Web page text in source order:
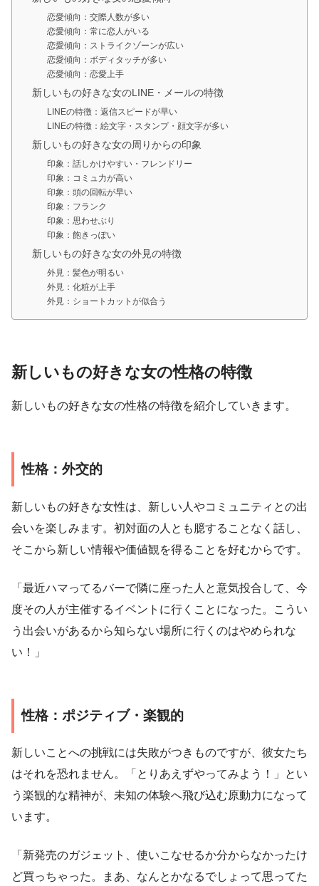
恋愛傾向：交際人数が多い
恋愛傾向：常に恋人がいる
恋愛傾向：ストライクゾーンが広い
恋愛傾向：ボディタッチが多い
恋愛傾向：恋愛上手
新しいもの好きな女のLINE・メールの特徴
LINEの特徴：返信スピードが早い
LINEの特徴：絵文字・スタンプ・顔文字が多い
新しいもの好きな女の周りからの印象
印象：話しかけやすい・フレンドリー
印象：コミュ力が高い
印象：頭の回転が早い
印象：フランク
印象：思わせぶり
印象：飽きっぽい
新しいもの好きな女の外見の特徴
外見：髪色が明るい
外見：化粧が上手
外見：ショートカットが似合う
新しいもの好きな女の性格の特徴
新しいもの好きな女の性格の特徴を紹介していきます。
性格：外交的
新しいもの好きな女性は、新しい人やコミュニティとの出
会いを楽しみます。初対面の人とも臆することなく話し、
そこから新しい情報や価値観を得ることを好むからです。
「最近ハマってるバーで隣に座った人と意気投合して、今
度その人が主催するイベントに行くことになった。こうい
う出会いがあるから知らない場所に行くのはやめられな
い！」
性格：ポジティブ・楽観的
新しいことへの挑戦には失敗がつきものですが、彼女たち
はそれを恐れません。「とりあえずやってみよう！」とい
う楽観的な精神が、未知の体験へ飛び込む原動力になって
います。
「新発売のガジェット、使いこなせるか分からなかったけ
ど買っちゃった。まあ、なんとかなるでしょって思ってた